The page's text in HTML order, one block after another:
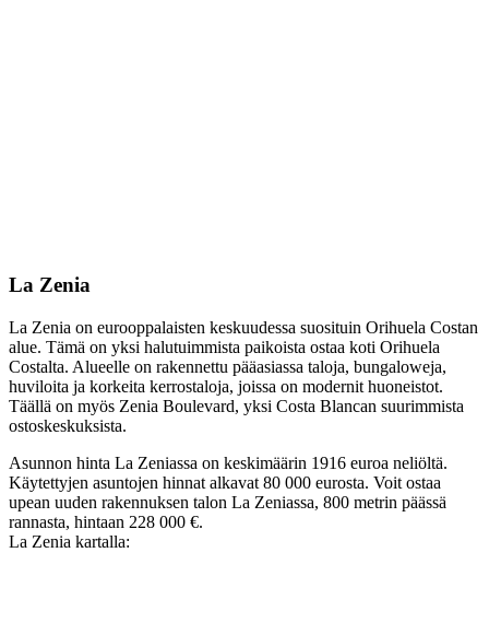
La Zenia
La Zenia on eurooppalaisten keskuudessa suosituin Orihuela Costan
alue. Tämä on yksi halutuimmista paikoista ostaa koti Orihuela
Costalta. Alueelle on rakennettu pääasiassa taloja, bungaloweja,
huviloita ja korkeita kerrostaloja, joissa on modernit huoneistot.
Täällä on myös Zenia Boulevard, yksi Costa Blancan suurimmista
ostoskeskuksista.
Asunnon hinta La Zeniassa on keskimäärin 1916 euroa neliöltä.
Käytettyjen asuntojen hinnat alkavat 80 000 eurosta. Voit ostaa
upean uuden rakennuksen talon La Zeniassa, 800 metrin päässä
rannasta, hintaan 228 000 €.
La Zenia kartalla: